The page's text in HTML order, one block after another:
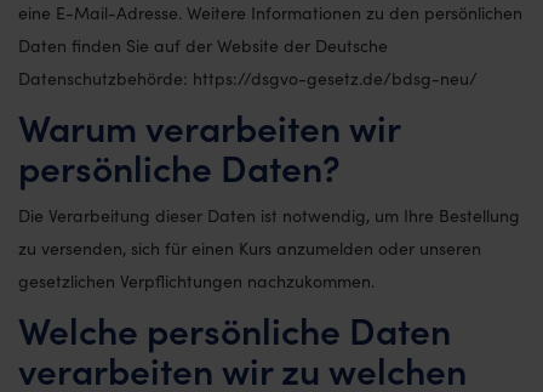
eine E-Mail-Adresse. Weitere Informationen zu den persönlichen
Daten finden Sie auf der Website der Deutsche
Datenschutzbehörde: https://dsgvo-gesetz.de/bdsg-neu/
Warum verarbeiten wir
persönliche Daten?
Die Verarbeitung dieser Daten ist notwendig, um Ihre Bestellung
zu versenden, sich für einen Kurs anzumelden oder unseren
gesetzlichen Verpflichtungen nachzukommen.
Welche persönliche Daten
verarbeiten wir zu welchen